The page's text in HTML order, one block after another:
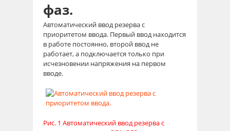
фаз.
Автоматический ввод резерва с
приоритетом ввода. Первый ввод находится
в работе постоянно, второй ввод не
работает, а подключается только при
исчезновении напряжения на первом
вводе.
Рис. 1 Автоматический ввод резерва с